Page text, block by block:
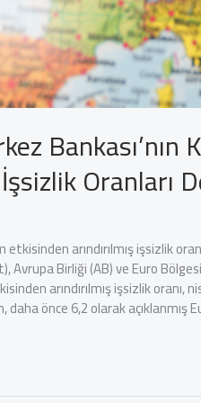
Oranları
etkisinden arındırılmış işsizlik
Birliği (AB) ve Euro
arındırılmış işsizlik
önce 6,2 olarak açıklanmış